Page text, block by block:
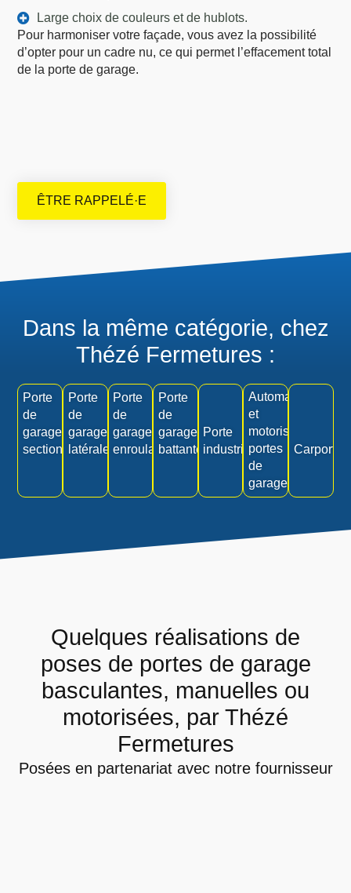
Large choix de couleurs et de hublots.
Pour harmoniser votre façade, vous avez la possibilité
d’opter pour un cadre nu, ce qui permet l’effacement total
de la porte de garage.
ÊTRE RAPPELÉ·E
Dans la même catégorie, chez
Thézé Fermetures :
Porte
de
garage
sectionnelle
Porte
de
garage
latérale
Porte
de
garage
enroulable
Porte
de
garage
battante
Porte
industrielle
Automatisation
et
motorisation
portes
de
garage
Carports
Quelques réalisations de
poses de portes de garage
basculantes, manuelles ou
motorisées, par Thézé
Fermetures
Posées en partenariat avec notre fournisseur